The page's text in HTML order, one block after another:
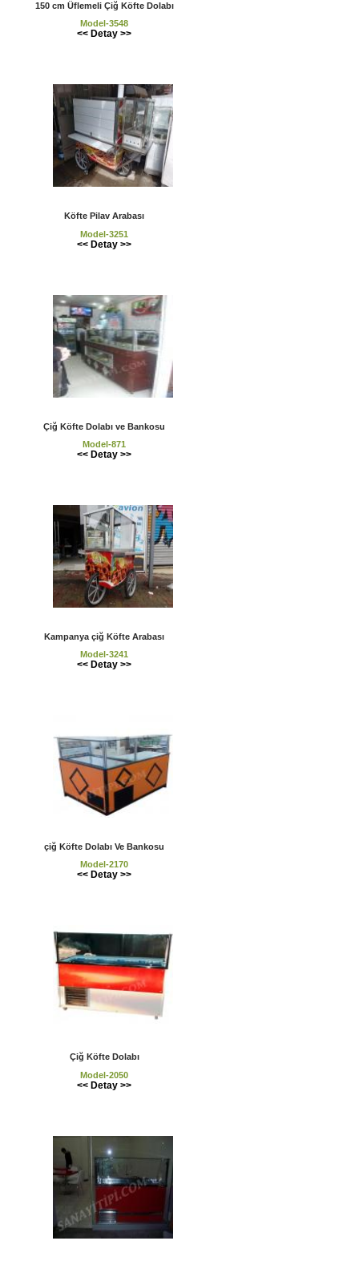
150 cm Üflemeli Çiğ Köfte Dolabı
Model-3548
<< Detay >>
Köfte Pilav Arabası
Model-3251
<< Detay >>
Çiğ Köfte Dolabı ve Bankosu
Model-871
<< Detay >>
Kampanya çiğ Köfte Arabası
Model-3241
<< Detay >>
çiğ Köfte Dolabı Ve Bankosu
Model-2170
<< Detay >>
Çiğ Köfte Dolabı
Model-2050
<< Detay >>